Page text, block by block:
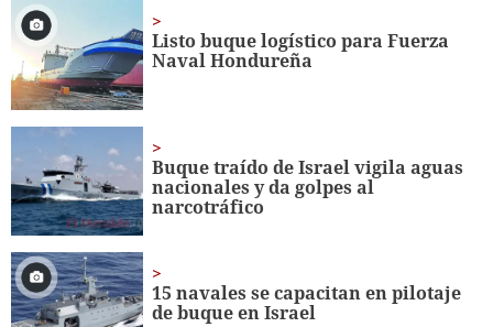
35
seconds
Listo buque logístico para Fuerza
Naval Hondureña
Buque traído de Israel vigila aguas
nacionales y da golpes al
narcotráfico
15 navales se capacitan en pilotaje
de buque en Israel